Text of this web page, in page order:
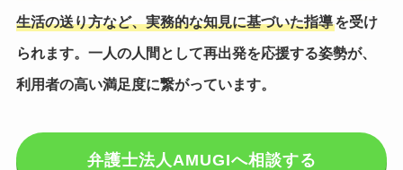
生活の送り方など、実務的な知見に基づいた指導を受け
られます。一人の人間として再出発を応援する姿勢が、
利用者の高い満足度に繋がっています。
弁護士法人AMUGIへ相談する